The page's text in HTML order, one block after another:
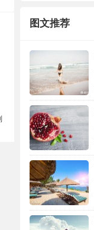
图文推荐